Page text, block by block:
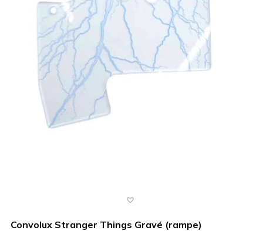
Convolux Stranger Things Gravé (rampe)